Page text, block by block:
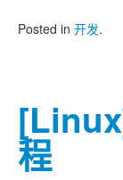
Posted in 开发.
程